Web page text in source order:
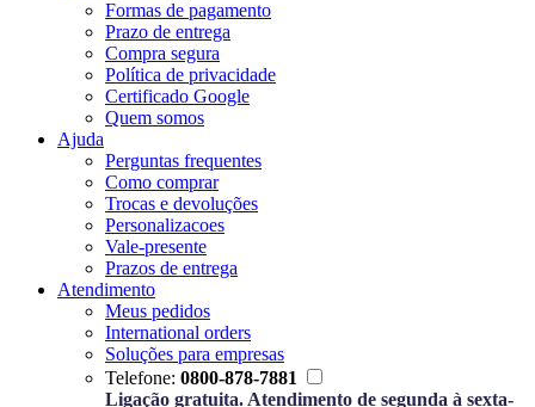
Formas de pagamento
Prazo de entrega
Compra segura
Política de privacidade
Certificado Google
Quem somos
Ajuda
Perguntas frequentes
Como comprar
Trocas e devoluções
Personalizacoes
Vale-presente
Prazos de entrega
Atendimento
Meus pedidos
International orders
Soluções para empresas
Telefone: 0800-878-7881
Ligação gratuita. Atendimento de segunda à sexta-